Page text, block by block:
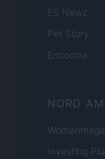
ES Newz
Pet Story
Encocina
NORD
Investing